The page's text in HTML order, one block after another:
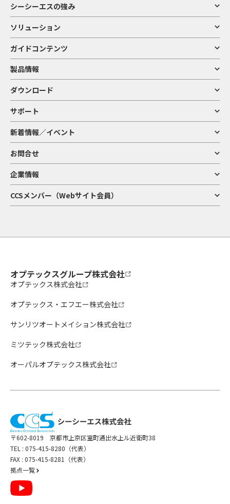
シーシーエスの強み
ソリューション
ガイドコンテンツ
製品情報
ダウンロード
サポート
新着情報／イベント
お問合せ
企業情報
CCSメンバー（Webサイト会員）
オプテックスグループ株式会社
オプテックス株式会社
オプテックス・エフエー株式会社
サンリツオートメイション株式会社
ミツテック株式会社
オーパルオプテックス株式会社
〒602-8019 京都市上京区室町通出水上ル近衛町38
TEL : 075-415-8280（代表）
FAX : 075-415-8281（代表）
拠点一覧